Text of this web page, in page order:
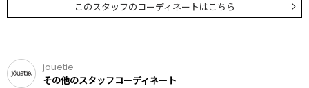
このスタッフのコーディネートはこちら
jouetie
その他のスタッフコーディネート